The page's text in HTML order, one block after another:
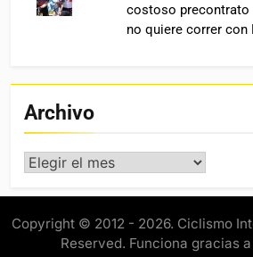
costoso precontrato
no quiere correr con
Archivo
Archivo
Copyright © 2012 - 2026. Ciclismo
Reserved. Funciona gracias a